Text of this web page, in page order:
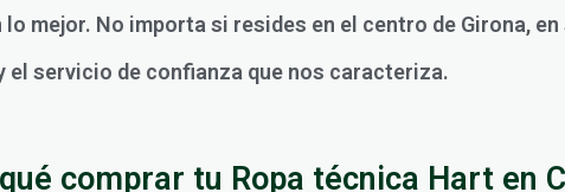
mejor. No importa si resides en el centro de Girona,
el servicio de confianza que nos caracteriza.
comprar tu Ropa técnica Hart en